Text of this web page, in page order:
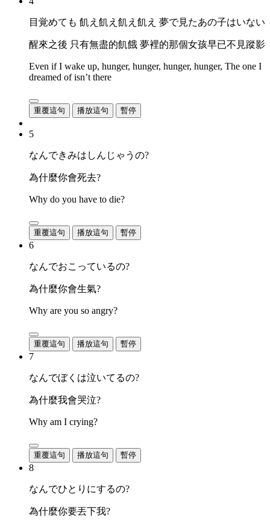
目覚めても 飢え飢え飢え飢え 夢で見たあの子はいない
醒來之後 只有無盡的飢餓 夢裡的那個女孩早已不見蹤影
Even if I wake up, hunger, hunger, hunger, hunger, The one I
dreamed of isn’t there
重覆這句 播放這句 暫停
5
なんできみはしんじゃうの?
為什麼你會死去?
Why do you have to die?
重覆這句 播放這句 暫停
6
なんでおこっているの?
為什麼你會生氣?
Why are you so angry?
重覆這句 播放這句 暫停
7
なんでぼくは泣いてるの?
為什麼我會哭泣?
Why am I crying?
重覆這句 播放這句 暫停
8
なんでひとりにするの?
為什麼你要丟下我?